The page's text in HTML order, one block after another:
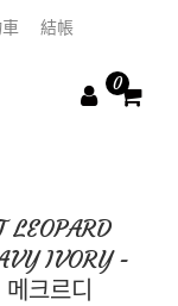
結帳
0
IVORY -
크르디